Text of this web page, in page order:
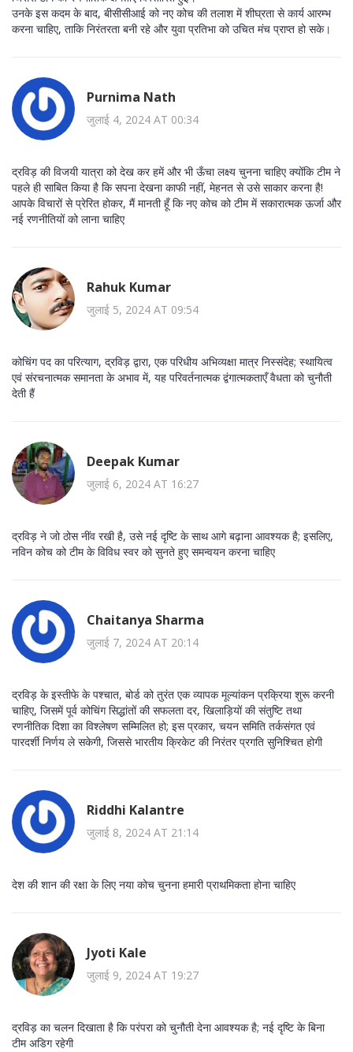
उनके इस कदम के बाद, बीसीसीआई को नए कोच की तलाश में शीघ्रता से कार्य आरम्भ
करना चाहिए, ताकि निरंतरता बनी रहे और युवा प्रतिभा को उचित मंच प्राप्त हो सके।
Purnima Nath
जुलाई 4, 2024 AT 00:34
द्रविड़ की विजयी यात्रा को देख कर हमें और भी ऊँचा लक्ष्य चुनना चाहिए क्योंकि टीम ने
पहले ही साबित किया है कि सपना देखना काफी नहीं, मेहनत से उसे साकार करना है!
आपके विचारों से प्रेरित होकर, मैं मानती हूँ कि नए कोच को टीम में सकारात्मक ऊर्जा और
नई रणनीतियों को लाना चाहिए
Rahuk Kumar
जुलाई 5, 2024 AT 09:54
कोचिंग पद का परित्याग, द्रविड़ द्वारा, एक परिधीय अभिव्यक्षा मात्र निस्संदेह; स्थायित्व
एवं संरचनात्मक समानता के अभाव में, यह परिवर्तनात्मक द्वंगात्मकताएँ वैधता को चुनौती
देती हैं
Deepak Kumar
जुलाई 6, 2024 AT 16:27
द्रविड़ ने जो ठोस नींव रखी है, उसे नई दृष्टि के साथ आगे बढ़ाना आवश्यक है; इसलिए,
नविन कोच को टीम के विविध स्वर को सुनते हुए समन्वयन करना चाहिए
Chaitanya Sharma
जुलाई 7, 2024 AT 20:14
द्रविड़ के इस्तीफे के पश्चात, बोर्ड को तुरंत एक व्यापक मूल्यांकन प्रक्रिया शुरू करनी
चाहिए, जिसमें पूर्व कोचिंग सिद्धांतों की सफलता दर, खिलाड़ियों की संतुष्टि तथा
रणनीतिक दिशा का विश्लेषण सम्मिलित हो; इस प्रकार, चयन समिति तर्कसंगत एवं
पारदर्शी निर्णय ले सकेगी, जिससे भारतीय क्रिकेट की निरंतर प्रगति सुनिश्चित होगी
Riddhi Kalantre
जुलाई 8, 2024 AT 21:14
देश की शान की रक्षा के लिए नया कोच चुनना हमारी प्राथमिकता होना चाहिए
Jyoti Kale
जुलाई 9, 2024 AT 19:27
द्रविड़ का चलन दिखाता है कि परंपरा को चुनौती देना आवश्यक है; नई दृष्टि के बिना
टीम अडिग रहेगी